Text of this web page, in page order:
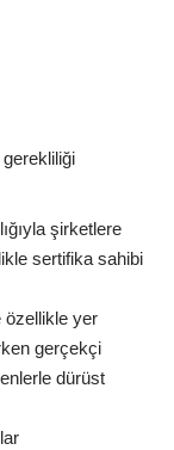
şirketlere
sertifika sahibi
özellikle yer
gerçekçi
dürüst